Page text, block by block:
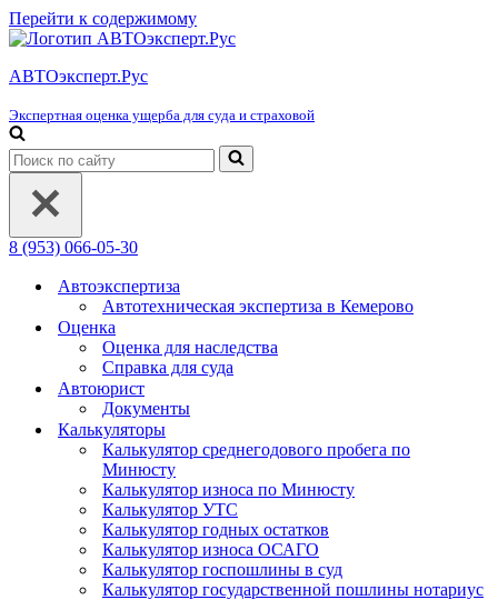
Перейти к содержимому
АВТОэксперт.Рус
Экспертная оценка ущерба для суда и страховой
Искать...
8 (953) 066-05-30
Автоэкспертиза
Автотехническая экспертиза в Кемерово
Оценка
Оценка для наследства
Справка для суда
Автоюрист
Документы
Калькуляторы
Калькулятор среднегодового пробега по
Минюсту
Калькулятор износа по Минюсту
Калькулятор УТС
Калькулятор годных остатков
Калькулятор износа ОСАГО
Калькулятор госпошлины в суд
Калькулятор государственной пошлины нотариус